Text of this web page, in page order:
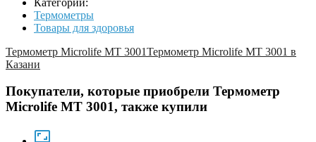
Термометры
Товары для здоровья
Термометр Microlife MT 3001Термометр Microlife MT 3001 в
Казани
Покупатели, которые приобрели Термометр
Microlife MT 3001, также купили
